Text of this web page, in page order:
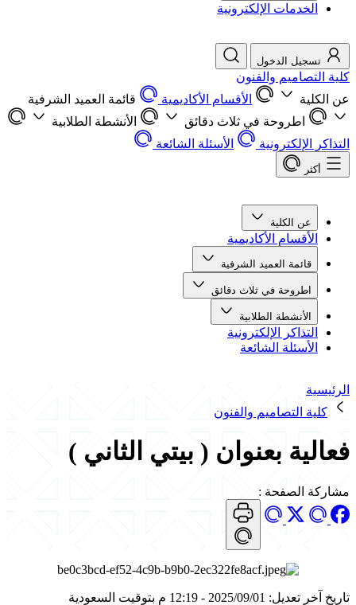
الخدمات الإلكترونية
تسجيل الدخول
كلية التصاميم والفنون
عن الكلية
الأقسام الأكاديمية
قائمة العميد الشرفية
اطروحة في ثلاث دقائق
الأنشطة الطلابية
التذاكر الإلكترونية
الأسئلة الشائعة
أكثر
عن الكلية
الأقسام الأكاديمية
قائمة العميد الشرفية
اطروحة في ثلاث دقائق
الأنشطة الطلابية
التذاكر الإلكترونية
الأسئلة الشائعة
الرئيسية
كلية التصاميم والفنون
فعالية بعنوان ( بيتي الثاني )
مشاركة الصفحة :
تاريخ آخر تعديل: 2025/09/01 - 12:19 م بتوقيت السعودية